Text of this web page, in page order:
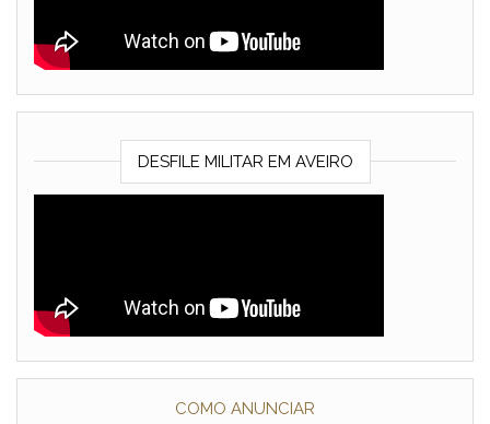
DESFILE MILITAR EM AVEIRO
COMO ANUNCIAR